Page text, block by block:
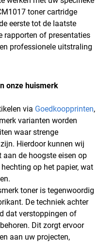
toner cartridge
eerste tot de laatste
rapporten of presentaties
professionele uitstraling
onze huismerk
via Goedkoopprinten,
varianten worden
waar strenge
Hierdoor kunnen wij
de hoogste eisen op
op het papier, wat
toner is tegenwoordig
De techniek achter
dat verstoppingen of
Dit zorgt ervoor
aan uw projecten,